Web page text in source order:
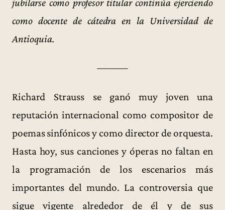
jubilarse como profesor titular continúa ejerciendo
como docente de cátedra en la Universidad de
Antioquia.
———
Richard Strauss se ganó muy joven una
reputación internacional como compositor de
poemas sinfónicos y como director de orquesta.
Hasta hoy, sus canciones y óperas no faltan en
la programación de los escenarios más
importantes del mundo. La controversia que
sigue vigente alrededor de él y de sus